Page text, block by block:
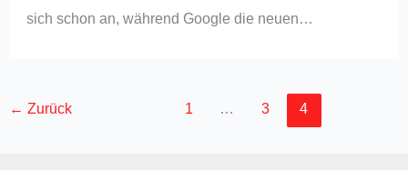
sich schon an, während Google die neuen…
← Zurück 1 … 3 4